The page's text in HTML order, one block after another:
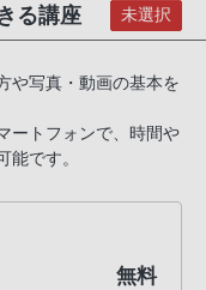
る講座 未選択
や写真・動画の基本を
ートフォンで、時間や
能です。
無料